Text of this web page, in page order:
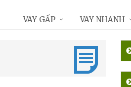
VAY GẤP VAY NHANH